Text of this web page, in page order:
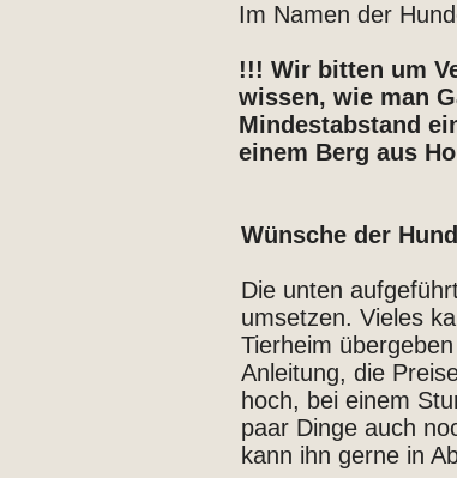
Im Namen der
!!! Wir bitten um
wissen, wie man
Mindestabstand
einem Berg aus
Wünsche der
Die unten
umsetzen. Vieles
Tierheim
Anleitung, die
hoch, bei einem
paar Dinge auch
kann ihn gerne in